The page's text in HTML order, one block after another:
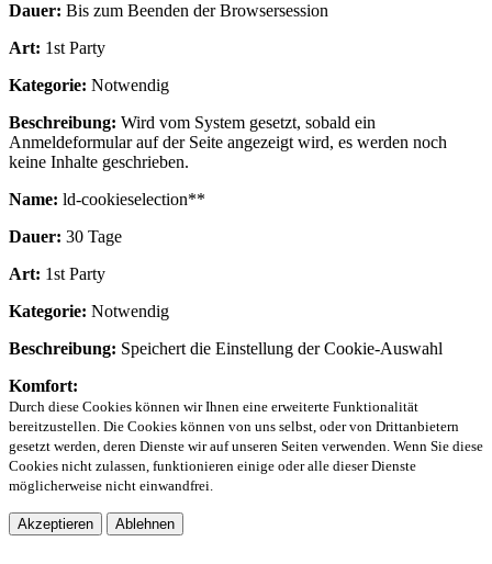
Dauer: Bis zum Beenden der Browsersession
Art: 1st Party
Kategorie: Notwendig
Beschreibung: Wird vom System gesetzt, sobald ein
Anmeldeformular auf der Seite angezeigt wird, es werden noch
keine Inhalte geschrieben.
Name: ld-cookieselection**
Dauer: 30 Tage
Art: 1st Party
Kategorie: Notwendig
Beschreibung: Speichert die Einstellung der Cookie-Auswahl
Komfort:
Durch diese Cookies können wir Ihnen eine erweiterte Funktionalität
bereitzustellen. Die Cookies können von uns selbst, oder von Drittanbietern
gesetzt werden, deren Dienste wir auf unseren Seiten verwenden. Wenn Sie diese
Cookies nicht zulassen, funktionieren einige oder alle dieser Dienste
möglicherweise nicht einwandfrei.
Akzeptieren Ablehnen